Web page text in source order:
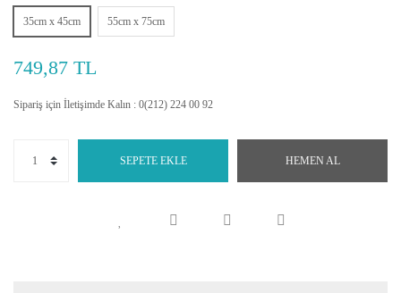
35cm x 45cm 55cm x 75cm
749,87 TL
Sipariş için İletişimde Kalın : 0(212) 224 00 92
SEPETE EKLE HEMEN AL